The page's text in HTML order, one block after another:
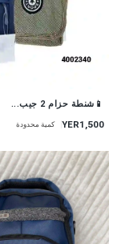
📱شنطة حزام 2 جيب...
YER1,500 كمية محدودة